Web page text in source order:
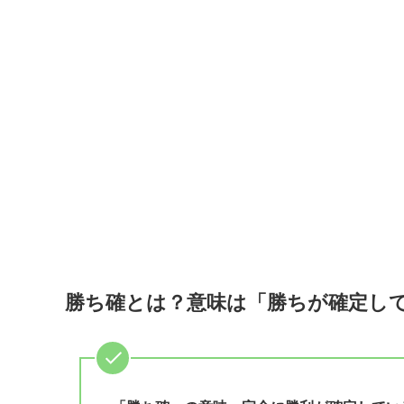
勝ち確とは？意味は「勝ちが確定し